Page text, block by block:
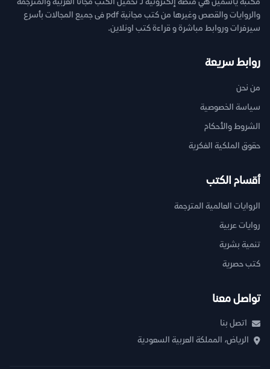
مكتبة ياسمين هي منصة إلكترونية لـ تحميل الكتب مجانا العربية والمترجمة
والروايات والقصص وغيرها من كتب مجانية pdf فى جميع المجالات بأسرع
سيرفرات وروابط مباشرة و قراءة كتب اونلاين.
روابط سريعة
من نحن
سياسة الخصوصية
الشروط والأحكام
حقوق الملكية الفكرية
أقسام الكتب
الروايات العالمية المترجمة
روايات عربية
تنمية بشرية
كتب حصرية
تواصل معنا
اتصل بنا
الرياض، المملكة العربية السعودية